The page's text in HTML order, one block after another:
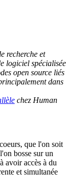
recherche et
logiciel spécialisée
open source liés
dans
chez Human
que l'on soit
bosse sur un
avoir accès à du
et simultanée